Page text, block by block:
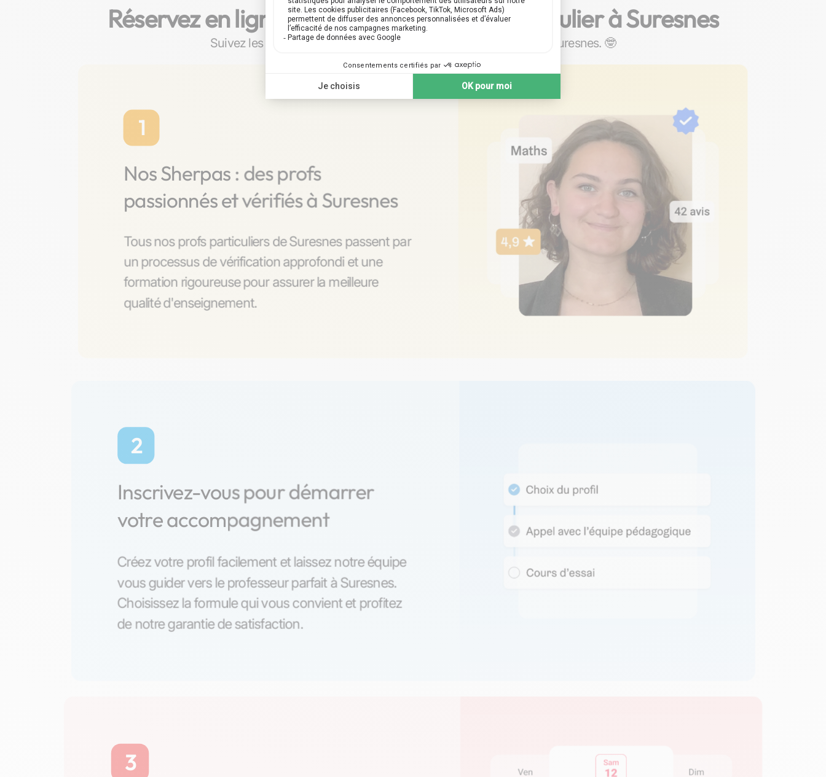
Réservez en ligne votre premier cours particulier à Suresnes
Suivez les étapes suivantes pour planifier votre cours particulier à Suresnes. 🤓
1
Nos Sherpas : des profs
passionnés et vérifiés à Suresnes
Tous nos profs particuliers de Suresnes passent par
un processus de vérification approfondi et une
formation rigoureuse pour assurer la meilleure
qualité d'enseignement.
2
Inscrivez-vous pour démarrer
votre accompagnement
Créez votre profil facilement et laissez notre équipe
vous guider vers le professeur parfait à Suresnes.
Choisissez la formule qui vous convient et profitez
de notre garantie de satisfaction.
3